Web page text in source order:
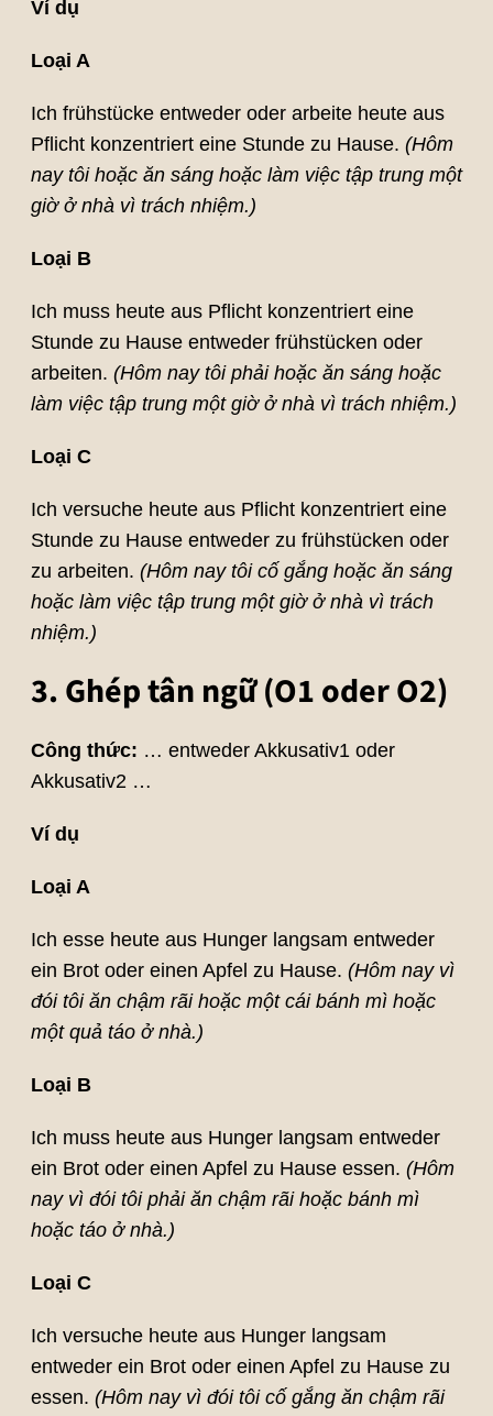
Ví dụ
Loại A
Ich frühstücke entweder oder arbeite heute aus
Pflicht konzentriert eine Stunde zu Hause. (Hôm
nay tôi hoặc ăn sáng hoặc làm việc tập trung một
giờ ở nhà vì trách nhiệm.)
Loại B
Ich muss heute aus Pflicht konzentriert eine
Stunde zu Hause entweder frühstücken oder
arbeiten. (Hôm nay tôi phải hoặc ăn sáng hoặc
làm việc tập trung một giờ ở nhà vì trách nhiệm.)
Loại C
Ich versuche heute aus Pflicht konzentriert eine
Stunde zu Hause entweder zu frühstücken oder
zu arbeiten. (Hôm nay tôi cố gắng hoặc ăn sáng
hoặc làm việc tập trung một giờ ở nhà vì trách
nhiệm.)
3. Ghép tân ngữ (O1 oder O2)
Công thức: … entweder Akkusativ1 oder
Akkusativ2 …
Ví dụ
Loại A
Ich esse heute aus Hunger langsam entweder
ein Brot oder einen Apfel zu Hause. (Hôm nay vì
đói tôi ăn chậm rãi hoặc một cái bánh mì hoặc
một quả táo ở nhà.)
Loại B
Ich muss heute aus Hunger langsam entweder
ein Brot oder einen Apfel zu Hause essen. (Hôm
nay vì đói tôi phải ăn chậm rãi hoặc bánh mì
hoặc táo ở nhà.)
Loại C
Ich versuche heute aus Hunger langsam
entweder ein Brot oder einen Apfel zu Hause zu
essen. (Hôm nay vì đói tôi cố gắng ăn chậm rãi